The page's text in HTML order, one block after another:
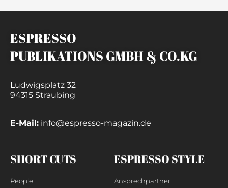
ESPRESSO
PUBLIKATIONS GMBH & CO.KG
Ludwigsplatz 32
94315 Straubing
E-Mail: info@espresso-magazin.de
SHORT CUTS
People
ESPRESSO STYLE
Ansprechpartner